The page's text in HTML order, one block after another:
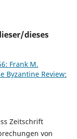
dieses
Frank M.
Byzantine Review:
Zeitschrift
von